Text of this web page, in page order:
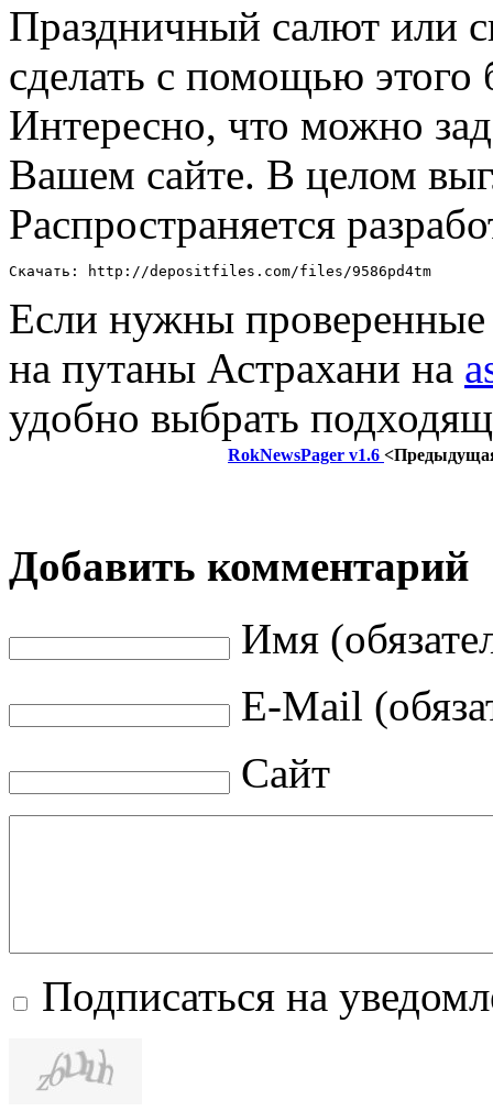
Праздничный салют или
сделать с помощью этого
Интересно, что можно
Вашем сайте. В целом
Распространяется
Скачать: http://depositfiles.com/files/9586pd4tm
Если нужны проверенные
на путаны Астрахани на
удобно выбрать
RokNewsPager v1.6
Добавить комментарий
Имя
E-Mail
Сайт
Подписаться на